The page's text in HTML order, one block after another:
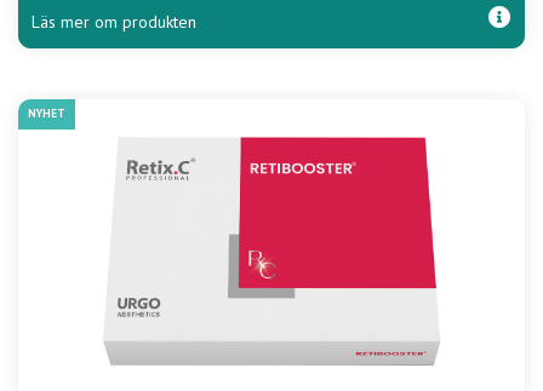
Läs mer om produkten
NYHET